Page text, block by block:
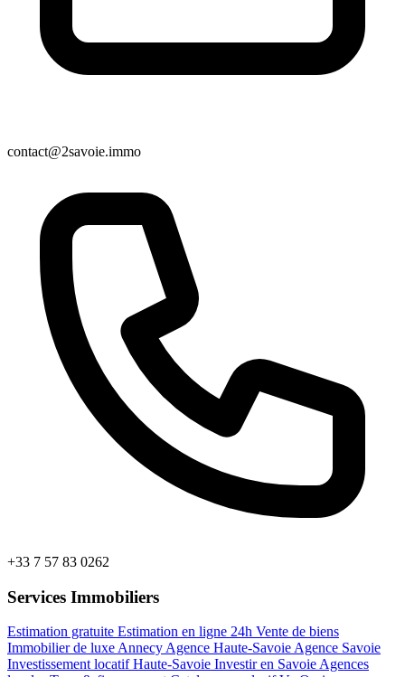
contact@2savoie.immo
+33 7 57 83 0262
Services Immobiliers
Estimation gratuite Estimation en ligne 24h Vente de biens
Immobilier de luxe Annecy Agence Haute-Savoie Agence Savoie
Investissement locatif Haute-Savoie Investir en Savoie Agences